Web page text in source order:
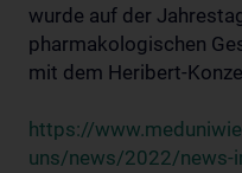
wurde auf der
pharmakologischen
mit dem Heribert-
https://
uns/news/2022/news-